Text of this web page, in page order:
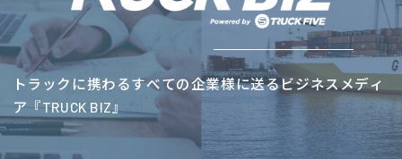
トラックに携わるすべての企業様に送るビジネスメディ
ア『TRUCK BIZ』